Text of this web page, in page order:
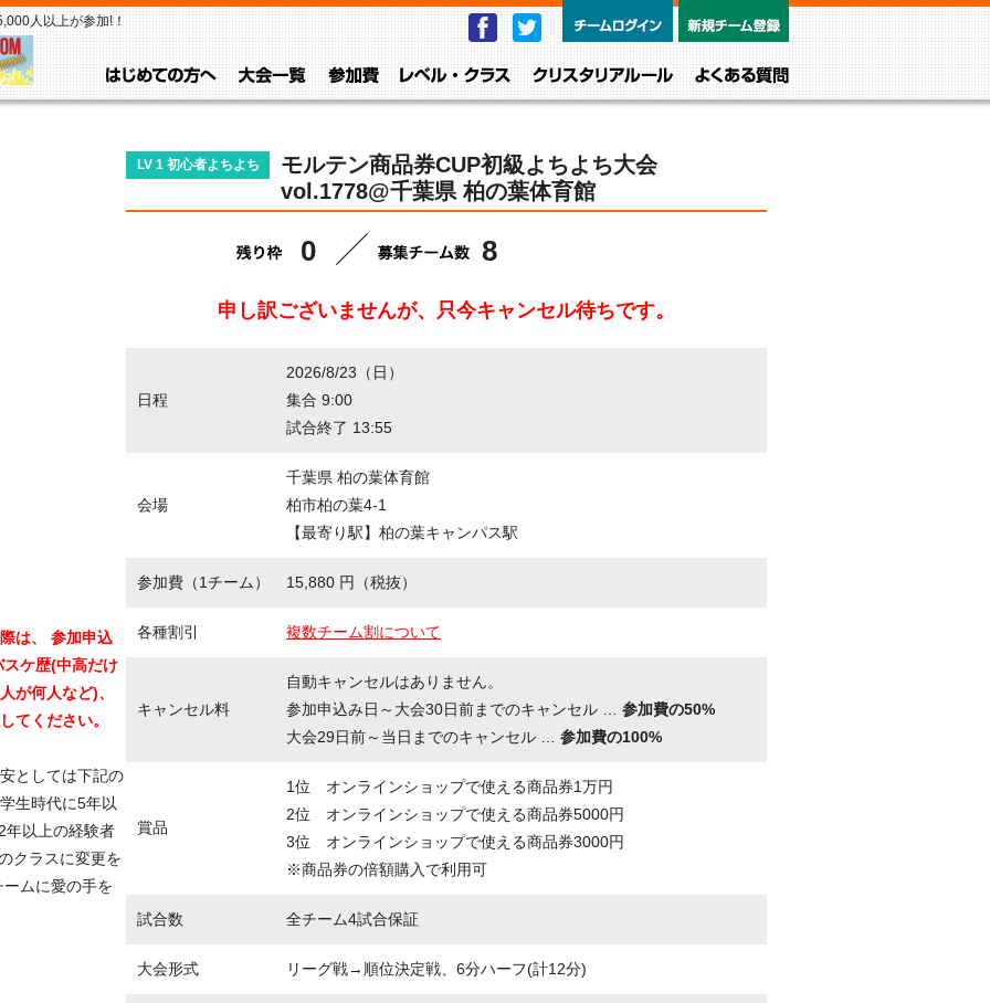
人以上が参加!！ FacebookTwitter
はじめての方へ
大会一覧参加費 レベル・クラス
は、 参加申込
ケ歴(中高だけ
が何人など)、
てください。
としては下記の
生時代に5年以
年以上の経験者
クラスに変更を
ムに愛の手を
LV 1 初心者よちよち
モルテン商品券CUP初級よちよち大会
vol.1778@千葉県 柏の葉体育館
0 8
申し訳ございませんが、只今キャンセル待ちです。
日程
2026/8/23（日）
集合 9:00
試合終了 13:55
会場
千葉県 柏の葉体育館
柏市柏の葉4-1
【最寄り駅】柏の葉キャンパス駅
参加費（1チーム） 15,880 円（税抜）
各種割引 複数チーム割について
キャンセル料
自動キャンセルはありません。
参加申込み日～大会30日前までのキャンセル … 参加費の50%
大会29日前～当日までのキャンセル … 参加費の100%
賞品
1位 オンラインショップで使える商品券1万円
2位 オンラインショップで使える商品券5000円
3位 オンラインショップで使える商品券3000円
※商品券の倍額購入で利用可
試合数 全チーム4試合保証
大会形式 リーグ戦→順位決定戦、6分ハーフ(計12分)